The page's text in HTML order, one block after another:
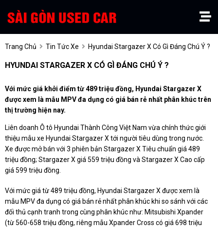
Trang Chủ Tin Tức Xe Hyundai Stargazer X Có Gì Đáng Chú Ý ?
HYUNDAI STARGAZER X CÓ GÌ ĐÁNG CHÚ Ý ?
Với mức giá khởi điểm từ 489 triệu đồng, Hyundai Stargazer X
được xem là mẫu MPV đa dụng có giá bán rẻ nhất phân khúc trên
thị trường hiện nay.
Liên doanh Ô tô Hyundai Thành Công Việt Nam vừa chính thức giới
thiệu mẫu xe Hyundai Stargazer X tới người tiêu dùng trong nước.
Xe được mở bán với 3 phiên bản Stargazer X Tiêu chuẩn giá 489
triệu đồng; Stargazer X giá 559 triệu đồng và Stargazer X Cao cấp
giá 599 triệu đồng.
Với mức giá từ 489 triệu đồng, Hyundai Stargazer X được xem là
mẫu MPV đa dụng có giá bán rẻ nhất phân khúc khi so sánh với các
đối thủ cạnh tranh trong cùng phân khúc như: Mitsubishi Xpander
(từ 560-658 triệu đồng, riêng mẫu Xpander Cross có giá 698 triệu